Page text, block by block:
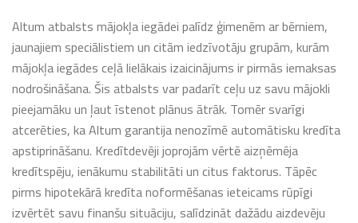
Altum atbalsts mājokļa iegādei palīdz ģimenēm ar bērniem,
jaunajiem speciālistiem un citām iedzīvotāju grupām, kurām
mājokļa iegādes ceļā lielākais izaicinājums ir pirmās iemaksas
nodrošināšana. Šis atbalsts var padarīt ceļu uz savu mājokli
pieejamāku un ļaut īstenot plānus ātrāk. Tomēr svarīgi
atcerēties, ka Altum garantija nenozīmē automātisku kredīta
apstiprināšanu. Kredītdevēji joprojām vērtē aizņēmēja
kredītspēju, ienākumu stabilitāti un citus faktorus. Tāpēc
pirms hipotekārā kredīta noformēšanas ieteicams rūpīgi
izvērtēt savu finanšu situāciju, salīdzināt dažādu aizdevēju